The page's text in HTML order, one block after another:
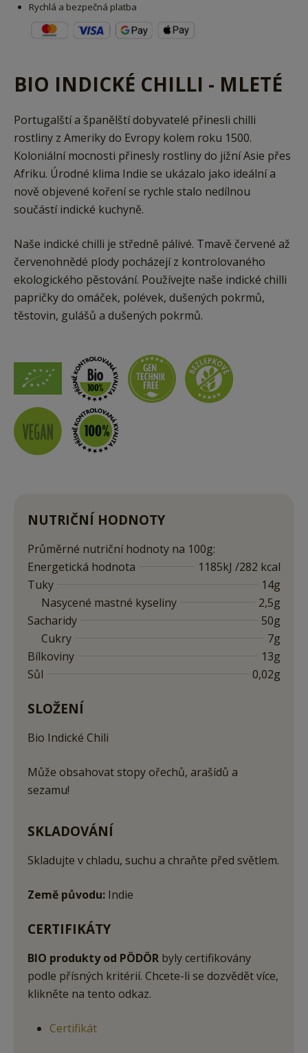
Rychlá a bezpečná platba
BIO INDICKÉ CHILLI - MLETÉ
Portugalští a španělští dobyvatelé přinesli chilli
rostliny z Ameriky do Evropy kolem roku 1500.
Koloniální mocnosti přinesly rostliny do jižní Asie přes
Afriku. Úrodné klima Indie se ukázalo jako ideální a
nově objevené koření se rychle stalo nedílnou
součástí indické kuchyně.
Naše indické chilli je středně pálivé. Tmavě červené až
červenohnědé plody pocházejí z kontrolovaného
ekologického pěstování. Používejte naše indické chilli
papričky do omáček, polévek, dušených pokrmů,
těstovin, gulášů a dušených pokrmů.
NUTRIČNÍ HODNOTY
Průměrné nutriční hodnoty na 100g:
Energetická hodnota
1185kJ /282 kcal
Tuky
14g
Nasycené mastné kyseliny
2,5g
Sacharidy
50g
Cukry
7g
Bílkoviny
13g
Sůl
0,02g
SLOŽENÍ
Bio Indické Chili
Může obsahovat stopy ořechů, arašídů a
sezamu!
SKLADOVÁNÍ
Skladujte v chladu, suchu a chraňte před světlem.
Země původu: Indie
CERTIFIKÁTY
BIO produkty od PÖDÖR byly certifikovány
podle přísných kritérií. Chcete-li se dozvědět více,
klikněte na tento odkaz.
Certifikát